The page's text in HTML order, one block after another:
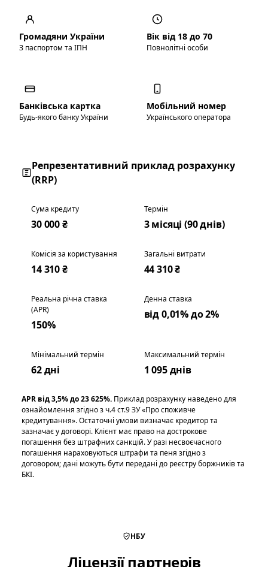
Громадяни України
З паспортом та ІПН
Вік від 18 до 70
Повнолітні особи
Банківська картка
Будь-якого банку України
Мобільний номер
Українського оператора
Репрезентативний приклад розрахунку
(RRP)
Сума кредиту
30 000 ₴
Термін
3 місяці (90 днів)
Комісія за користування
14 310 ₴
Загальні витрати
44 310 ₴
Реальна річна ставка
(APR)
150%
Денна ставка
від 0,01% до 2%
Мінімальний термін
62 дні
Максимальний термін
1 095 днів
APR від 3,5% до 23 625%. Приклад розрахунку наведено для
ознайомлення згідно з ч.4 ст.9 ЗУ «Про споживче
кредитування». Остаточні умови визначає кредитор та
зазначає у договорі. Клієнт має право на дострокове
погашення без штрафних санкцій. У разі несвоєчасного
погашення нараховуються штрафи та пеня згідно з
договором; дані можуть бути передані до реєстру боржників та
БКІ.
НБУ
Ліцензії партнерів